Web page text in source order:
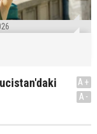
A+
A-